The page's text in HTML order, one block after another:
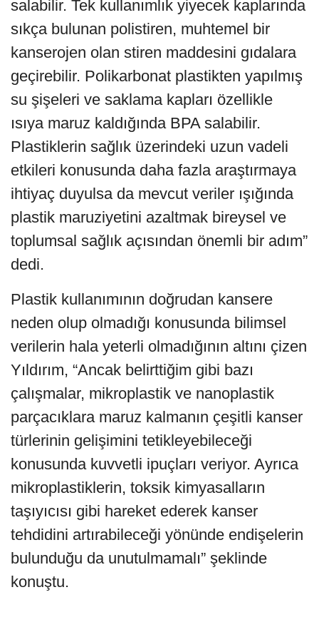
salabilir. Tek kullanımlık yiyecek kaplarında
sıkça bulunan polistiren, muhtemel bir
kanserojen olan stiren maddesini gıdalara
geçirebilir. Polikarbonat plastikten yapılmış
su şişeleri ve saklama kapları özellikle
ısıya maruz kaldığında BPA salabilir.
Plastiklerin sağlık üzerindeki uzun vadeli
etkileri konusunda daha fazla araştırmaya
ihtiyaç duyulsa da mevcut veriler ışığında
plastik maruziyetini azaltmak bireysel ve
toplumsal sağlık açısından önemli bir adım”
dedi.
Plastik kullanımının doğrudan kansere
neden olup olmadığı konusunda bilimsel
verilerin hala yeterli olmadığının altını çizen
Yıldırım, “Ancak belirttiğim gibi bazı
çalışmalar, mikroplastik ve nanoplastik
parçacıklara maruz kalmanın çeşitli kanser
türlerinin gelişimini tetikleyebileceği
konusunda kuvvetli ipuçları veriyor. Ayrıca
mikroplastiklerin, toksik kimyasalların
taşıyıcısı gibi hareket ederek kanser
tehdidini artırabileceği yönünde endişelerin
bulunduğu da unutulmamalı” şeklinde
konuştu.